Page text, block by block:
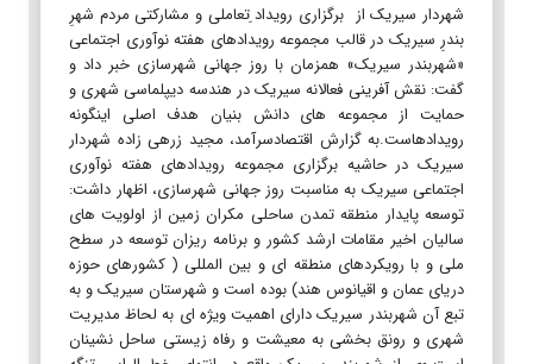
شهردار سیریک از برگزاری رویداد ِتعاملی و مشارکتی مردم شهرِ
بندرِ سیریک در قالب مجموعه رویدادهای هفته نوآوری اجتماعی
«شهربندر سیریک» همزمان با روز جهانی شهرسازی خبر داد و
گفت: نقش آفرینی فعالانه سیریک در هندسه دیپلماسی شهری و
حمایت از مجموعه های دانش بنیان هدف اصلی اینگونه
رویدادهاست.به گزارش اقتصادسرآمد، مجید زرهی زاده شهردار
سیریک در حاشیه برگزاری مجموعه رویدادهای هفته نوآوری
اجتماعی سیریک به مناسبت روز جهانی شهرسازی، اظهار داشت:
توسعه پایدار منطقه تمدن ساحلی مکران زمین از اولویت های
سالیان اخیر مقامات ارشد کشور و برنامه ریزان توسعه در سطح
ملی و با رویکردهای منطقه ای و بین المللی ( کشورهای حوزه
دریای عمان و اقیانوس هند) بوده است و شهرستان سیریک و به
تبع آن شهربندر سیریک دارای اهمیت ویژه ای به لحاظ مدیریت
شهری و رونق بخشی به معیشت و رفاه زیستی ساحل نشینان